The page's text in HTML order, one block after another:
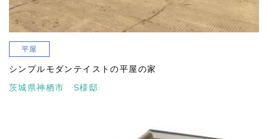
平屋
シンプルモダンテイストの平屋の家
茨城県神栖市 S様邸